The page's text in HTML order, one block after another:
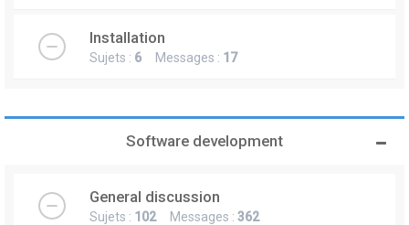
Installation
Sujets : 6 Messages : 17
Software development
General discussion
Sujets : 102Messages : 362